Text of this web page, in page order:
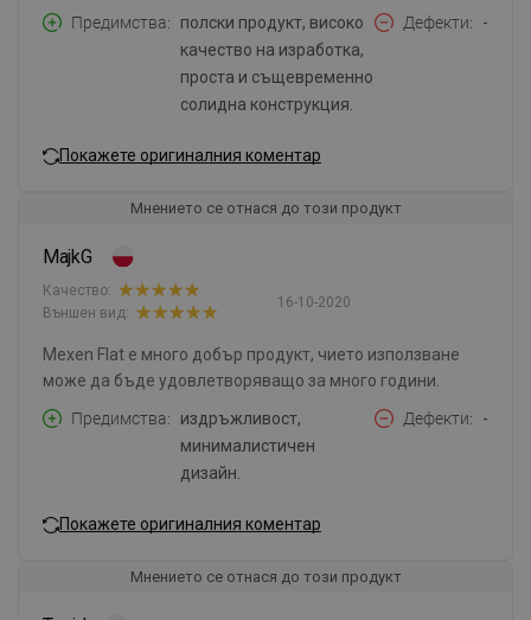
Предимства
полски продукт, високо
качество на изработка,
проста и същевременно
солидна конструкция.
Дефекти -
Покажете оригиналния коментар
Мнението се отнася до този продукт
MajkG
16-10-2020
Качество:
Външен вид:
Mexen Flat е много добър продукт, чието използване
може да бъде удовлетворяващо за много години.
Предимства
издръжливост,
минималистичен
дизайн.
Дефекти -
Покажете оригиналния коментар
Мнението се отнася до този продукт